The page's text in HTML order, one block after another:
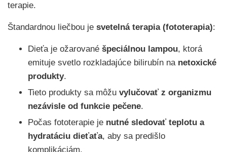
terapie.
Štandardnou liečbou je svetelná terapia (fototerapia):
Dieťa je ožarované špeciálnou lampou, ktorá
emituje svetlo rozkladajúce bilirubín na netoxické
produkty.
Tieto produkty sa môžu vylučovať z organizmu
nezávisle od funkcie pečene.
Počas fototerapie je nutné sledovať teplotu a
hydratáciu dieťaťa, aby sa predišlo
komplikáciám.